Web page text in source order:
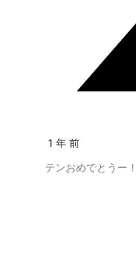
1 年 前
テンおめでとうー